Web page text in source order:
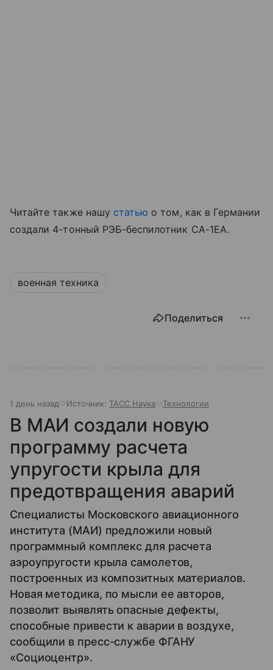
Читайте также нашу статью о том, как в Германии
создали 4-тонный РЭБ-беспилотник CA-1EA.
военная техника
Поделиться
1 день назад Источник: ТАСС Наука Технологии
В МАИ создали новую
программу расчета
упругости крыла для
предотвращения аварий
Специалисты Московского авиационного
института (МАИ) предложили новый
программный комплекс для расчета
аэроупругости крыла самолетов,
построенных из композитных материалов.
Новая методика, по мысли ее авторов,
позволит выявлять опасные дефекты,
способные привести к аварии в воздухе,
сообщили в пресс-службе ФГАНУ
«Cоциоцентр».